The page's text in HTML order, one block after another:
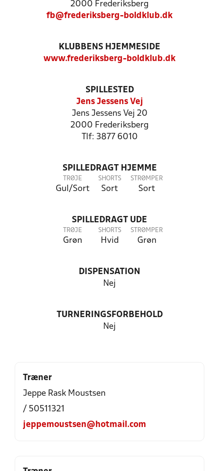
2000 Frederiksberg
fb@frederiksberg-boldklub.dk
KLUBBENS HJEMMESIDE
www.frederiksberg-boldklub.dk
SPILLESTED
Jens Jessens Vej
Jens Jessens Vej 20
2000 Frederiksberg
Tlf: 3877 6010
SPILLEDRAGT HJEMME
TRØJE
Gul/Sort
SHORTS
Sort
STRØMPER
Sort
SPILLEDRAGT UDE
TRØJE
Grøn
SHORTS
Hvid
STRØMPER
Grøn
DISPENSATION
Nej
TURNERINGSFORBEHOLD
Nej
Træner
Jeppe Rask Moustsen
/ 50511321
jeppemoustsen@hotmail.com